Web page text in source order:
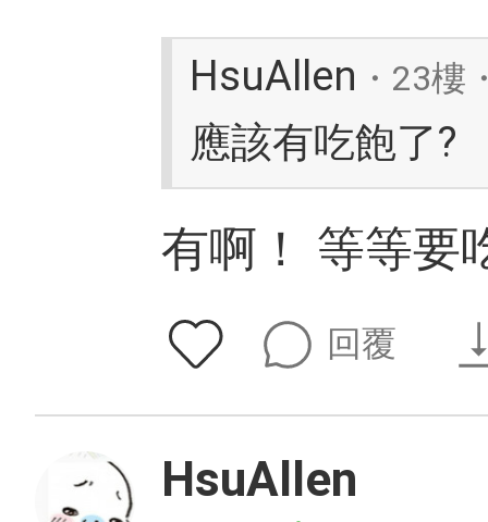
HsuAllen ・23樓
應該有吃飽了?
有啊！ 等等要
回覆
HsuAllen